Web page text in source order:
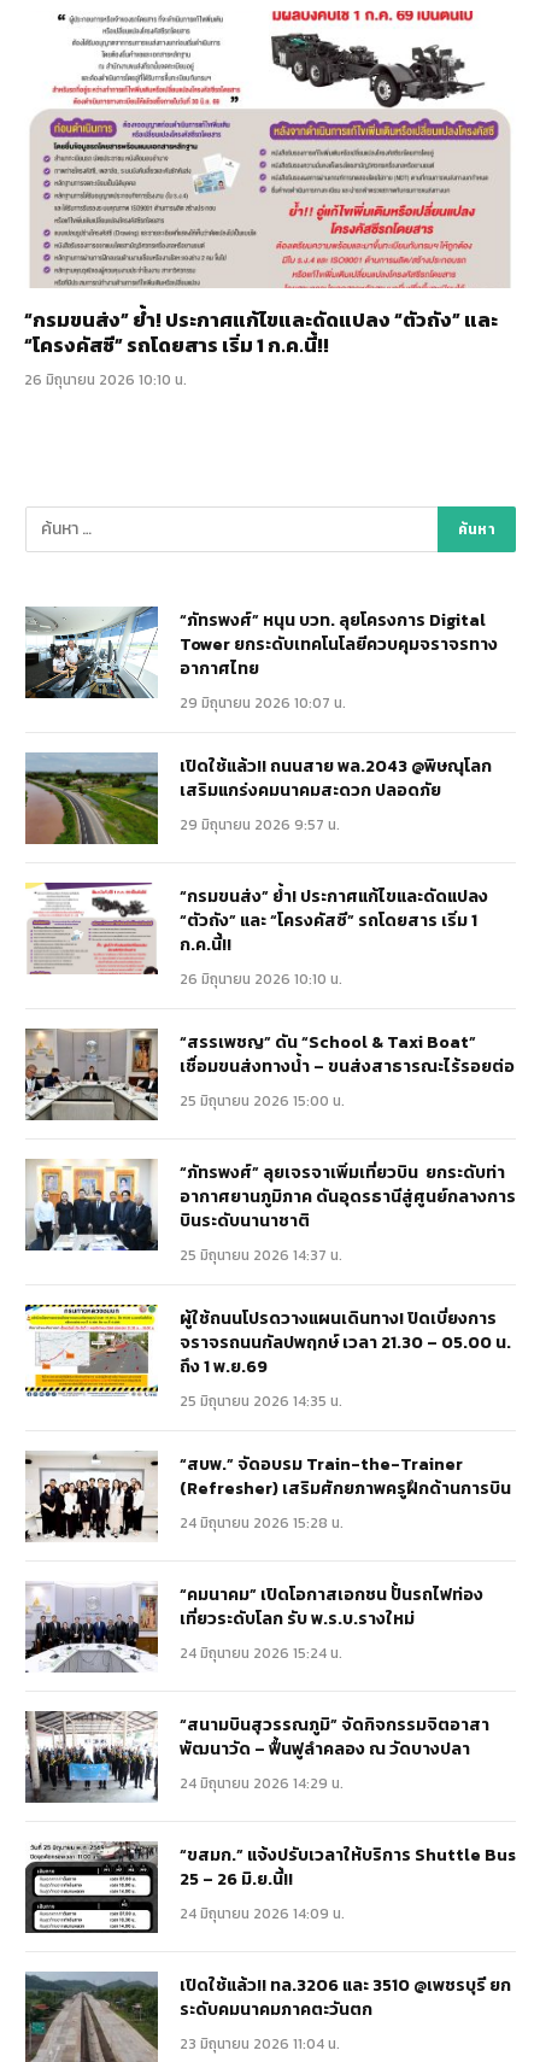
“กรมขนส่ง” ย้ำ! ประกาศแก้ไขและดัดแปลง “ตัวถัง” และ
“โครงคัสซี” รถโดยสาร เริ่ม 1 ก.ค.นี้!!
26 มิถุนายน 2026 10:10 น.
“ภัทรพงศ์” หนุน บวท. ลุยโครงการ Digital
Tower ยกระดับเทคโนโลยีควบคุมจราจรทาง
อากาศไทย
29 มิถุนายน 2026 10:07 น.
เปิดใช้แล้ว!! ถนนสาย พล.2043 @พิษณุโลก
เสริมแกร่งคมนาคมสะดวก ปลอดภัย
29 มิถุนายน 2026 9:57 น.
“กรมขนส่ง” ย้ำ! ประกาศแก้ไขและดัดแปลง
“ตัวถัง” และ “โครงคัสซี” รถโดยสาร เริ่ม 1
ก.ค.นี้!!
26 มิถุนายน 2026 10:10 น.
“สรรเพชญ” ดัน “School & Taxi Boat”
เชื่อมขนส่งทางน้ำ – ขนส่งสาธารณะไร้รอยต่อ
25 มิถุนายน 2026 15:00 น.
“ภัทรพงศ์” ลุยเจรจาเพิ่มเที่ยวบิน ยกระดับท่า
อากาศยานภูมิภาค ดันอุดรธานีสู่ศูนย์กลางการ
บินระดับนานาชาติ
25 มิถุนายน 2026 14:37 น.
ผู้ใช้ถนนโปรดวางแผนเดินทาง! ปิดเบี่ยงการ
จราจรถนนกัลปพฤกษ์ เวลา 21.30 – 05.00 น.
ถึง 1 พ.ย.69
25 มิถุนายน 2026 14:35 น.
“สบพ.” จัดอบรม Train-the-Trainer
(Refresher) เสริมศักยภาพครูฝึกด้านการบิน
24 มิถุนายน 2026 15:28 น.
“คมนาคม” เปิดโอกาสเอกชน ปั้นรถไฟท่อง
เที่ยวระดับโลก รับ พ.ร.บ.รางใหม่
24 มิถุนายน 2026 15:24 น.
“สนามบินสุวรรณภูมิ” จัดกิจกรรมจิตอาสา
พัฒนาวัด – ฟื้นฟูลำคลอง ณ วัดบางปลา
24 มิถุนายน 2026 14:29 น.
“ขสมก.” แจ้งปรับเวลาให้บริการ Shuttle Bus
25 – 26 มิ.ย.นี้!!
24 มิถุนายน 2026 14:09 น.
เปิดใช้แล้ว!! ทล.3206 และ 3510 @เพชรบุรี ยก
ระดับคมนาคมภาคตะวันตก
23 มิถุนายน 2026 11:04 น.